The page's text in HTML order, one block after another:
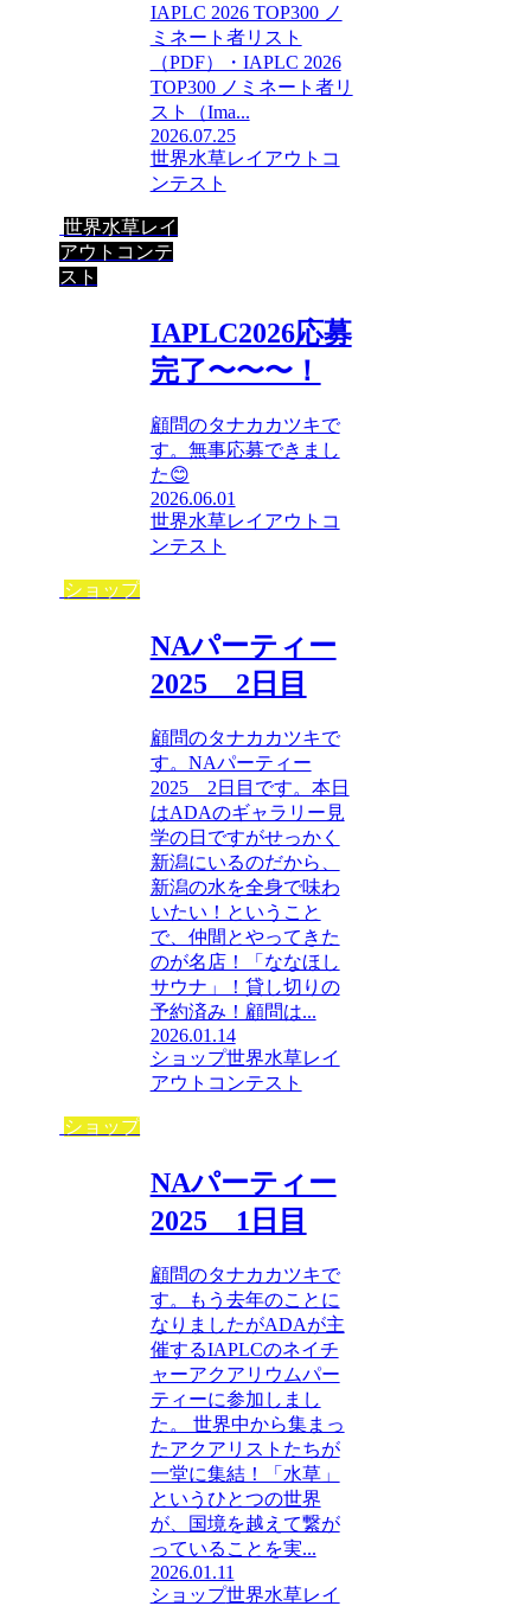
IAPLC 2026 TOP300 ノ
ミネート者リスト
（PDF）・IAPLC 2026
TOP300 ノミネート者リ
スト（Ima...
2026.07.25
世界水草レイアウトコ
ンテスト
世界水草レイ
アウトコンテ
スト
IAPLC2026応募
完了〜〜〜！
顧問のタナカカツキで
す。無事応募できまし
た😊
2026.06.01
世界水草レイアウトコ
ンテスト
ショップ
NAパーティー
2025 2日目
顧問のタナカカツキで
す。NAパーティー
2025 2日目です。本日
はADAのギャラリー見
学の日ですがせっかく
新潟にいるのだから、
新潟の水を全身で味わ
いたい！ということ
で、仲間とやってきた
のが名店！「ななほし
サウナ」！貸し切りの
予約済み！顧問は...
2026.01.14
ショップ世界水草レイ
アウトコンテスト
ショップ
NAパーティー
2025 1日目
顧問のタナカカツキで
す。もう去年のことに
なりましたがADAが主
催するIAPLCのネイチ
ャーアクアリウムパー
ティーに参加しまし
た。 世界中から集まっ
たアクアリストたちが
一堂に集結！「水草」
というひとつの世界
が、国境を越えて繋が
っていることを実...
2026.01.11
ショップ世界水草レイ